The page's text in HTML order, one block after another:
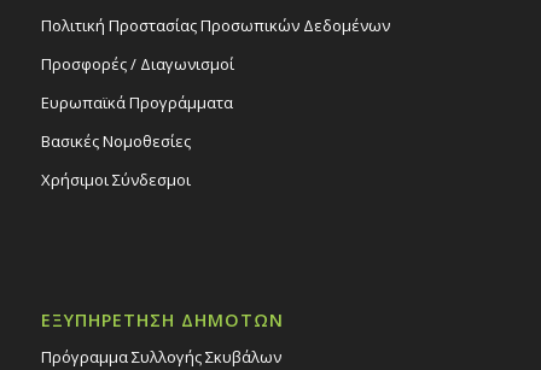
Πολιτική Προστασίας Προσωπικών Δεδομένων
Προσφορές / Διαγωνισμοί
Ευρωπαϊκά Προγράμματα
Βασικές Νομοθεσίες
Χρήσιμοι Σύνδεσμοι
ΕΞΥΠΗΡΕΤΗΣΗ ΔΗΜΟΤΩΝ
Πρόγραμμα Συλλογής Σκυβάλων